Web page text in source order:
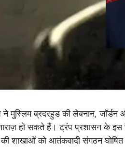
ने मुस्लिम ब्रदरहुड की लेबनान,
नाराज़ हो सकते हैं। ट्रंप प्रशासन के
की शाखाओं को आतंकवादी संगठन